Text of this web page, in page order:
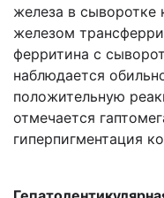
железа в
железом
ферритина с
наблюдается
положительную
отмечается
гиперпигментация